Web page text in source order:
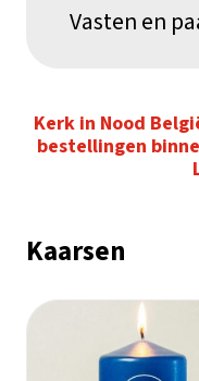
Vasten en
Kerk in Nood
bestellingen
Kaarsen